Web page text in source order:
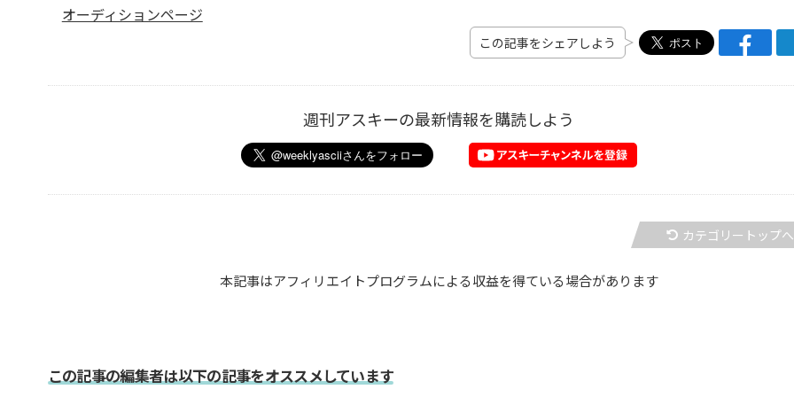
オーディションページ
この記事をシェアしよう
週刊アスキーの最新情報を購読しよう
カテゴリートップへ
本記事はアフィリエイトプログラムによる収益を得ている場合があります
この記事の編集者は以下の記事をオススメしています